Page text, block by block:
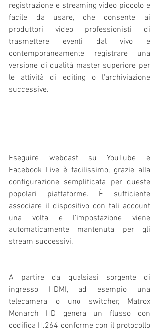
registrazione e streaming video piccolo e
facile da usare, che consente ai
produttori video professionisti di
trasmettere eventi dal vivo e
contemporaneamente registrare una
versione di qualità master superiore per
le attività di editing o l'archiviazione
successive.
Eseguire webcast su YouTube e
Facebook Live è facilissimo, grazie alla
configurazione semplificata per queste
popolari piattaforme. È sufficiente
associare il dispositivo con tali account
una volta e l'impostazione viene
automaticamente mantenuta per gli
stream successivi.
A partire da qualsiasi sorgente di
ingresso HDMI, ad esempio una
telecamera o uno switcher, Matrox
Monarch HD genera un flusso con
codifica H.264 conforme con il protocollo